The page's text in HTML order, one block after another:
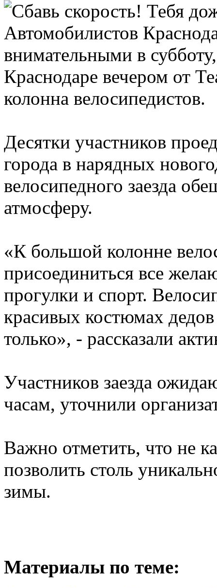
Автомобилистов
внимательными в
Краснодаре вечером от
колонна велосипедистов.
Десятки участников
города в нарядных
велосипедного заезда
атмосферу.
«К большой колонне
присоединиться все
прогулки и спорт.
красивых костюмах
только», - рассказали
Участников заезда
часам, уточнили
Важно отметить, что не
позволить столь
зимы.
Материалы по теме: